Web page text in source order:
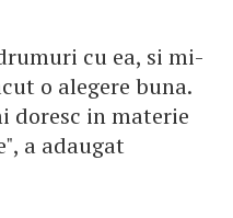
cu ea, si mi-
o alegere buna.
doresc in materie
a adaugat